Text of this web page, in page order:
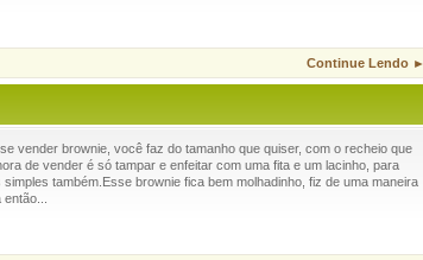
Continue Lendo ►
vender brownie, você faz do tamanho que quiser, com o recheio que
de vender é só tampar e enfeitar com uma fita e um lacinho, para
também.Esse brownie fica bem molhadinho, fiz de uma maneira